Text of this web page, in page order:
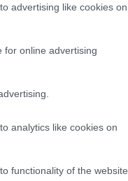
advertising like cookies on
for online advertising
analytics like cookies on
functionality of the website
újra és újra látni
emberként bánnak
övezett alakjává
neki.